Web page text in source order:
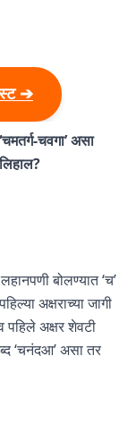
➔
चवगा’ असा
बोलण्यात ‘च’
अक्षराच्या जागी
पहिले अक्षर शेवटी
‘चनंदआ’ असा तर